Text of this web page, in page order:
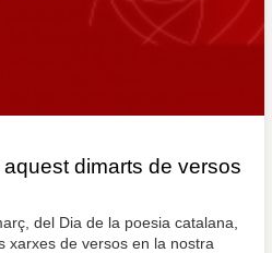
dimarts de versos
del Dia de la poesia catalana,
xarxes de versos en la nostra